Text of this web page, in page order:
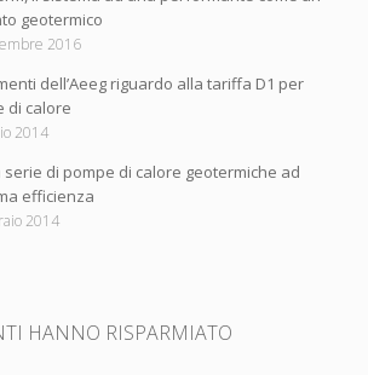
geotermico
2016
dell’Aeeg riguardo alla tariffa D1 per
di calore
2014
serie di pompe di calore geotermiche ad
efficienza
2014
HANNO RISPARMIATO